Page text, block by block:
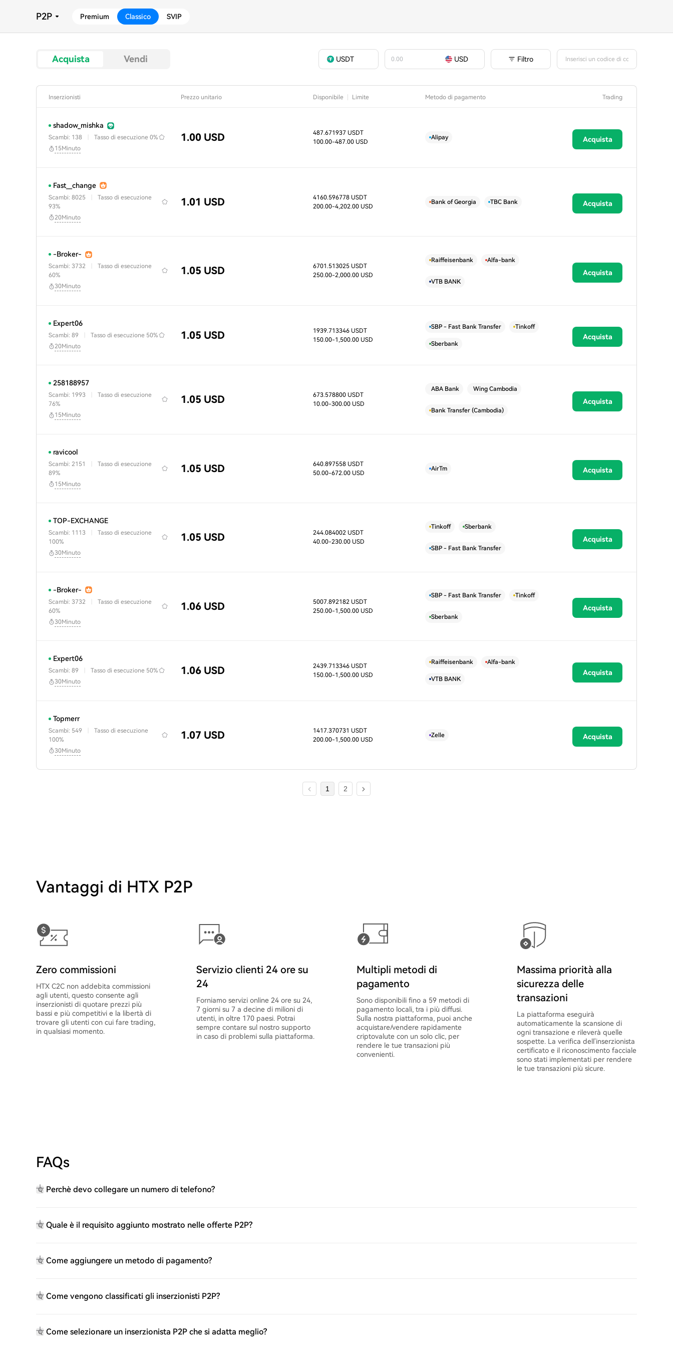
P2P Premium Classico SVIP
Acquista Vendi USDT USD Filtro
Inserzionisti Prezzo unitario Disponibile Limite Metodo di pagamento Trading
shadow_mishka
Scambi: 138 Tasso di esecuzione 0%
15Minuto
1.00 USD
487.671937 USDT
100.00-487.00 USD
Alipay Acquista
Fast__change
Scambi: 8025
Tasso di esecuzione
93%
20Minuto
1.01 USD
4160.596778 USDT
200.00-4,202.00 USD
Bank of Georgia TBC Bank Acquista
-Broker-
Scambi: 3732
Tasso di esecuzione
60%
30Minuto
1.05 USD
6701.513025 USDT
250.00-2,000.00 USD
Raiffeisenbank Alfa-bank
VTB BANK
Acquista
Expert06
Scambi: 89 Tasso di esecuzione 50%
20Minuto
1.05 USD
1939.713346 USDT
150.00-1,500.00 USD
SBP - Fast Bank Transfer Tinkoff
Sberbank
Acquista
258188957
Scambi: 1993
Tasso di esecuzione
76%
15Minuto
1.05 USD
673.578800 USDT
10.00-300.00 USD
ABA Bank Wing Cambodia
Bank Transfer (Cambodia)
Acquista
ravicool
Scambi: 2151
Tasso di esecuzione
89%
15Minuto
1.05 USD
640.897558 USDT
50.00-672.00 USD
AirTm Acquista
TOP-EXCHANGE
Scambi: 1113
Tasso di esecuzione
100%
30Minuto
1.05 USD
244.084002 USDT
40.00-230.00 USD
Tinkoff Sberbank
SBP - Fast Bank Transfer
Acquista
-Broker-
Scambi: 3732
Tasso di esecuzione
60%
30Minuto
1.06 USD
5007.892182 USDT
250.00-1,500.00 USD
SBP - Fast Bank Transfer Tinkoff
Sberbank
Acquista
Expert06
Scambi: 89 Tasso di esecuzione 50%
30Minuto
1.06 USD
2439.713346 USDT
150.00-1,500.00 USD
Raiffeisenbank Alfa-bank
VTB BANK
Acquista
Topmerr
Scambi: 549
Tasso di esecuzione
100%
30Minuto
1.07 USD
1417.370731 USDT
200.00-1,500.00 USD
Zelle Acquista
1 2
Vantaggi di HTX P2P
Zero commissioni
HTX C2C non addebita commissioni
agli utenti, questo consente agli
inserzionisti di quotare prezzi più
bassi e più competitivi e la libertà di
trovare gli utenti con cui fare trading,
in qualsiasi momento.
Servizio clienti 24 ore su
24
Forniamo servizi online 24 ore su 24,
7 giorni su 7 a decine di milioni di
utenti, in oltre 170 paesi. Potrai
sempre contare sul nostro supporto
in caso di problemi sulla piattaforma.
Multipli metodi di
pagamento
Sono disponibili fino a 59 metodi di
pagamento locali, tra i più diffusi.
Sulla nostra piattaforma, puoi anche
acquistare/vendere rapidamente
criptovalute con un solo clic, per
rendere le tue transazioni più
convenienti.
Massima priorità alla
sicurezza delle
transazioni
La piattaforma eseguirà
automaticamente la scansione di
ogni transazione e rileverà quelle
sospette. La verifica dell'inserzionista
certificato e il riconoscimento facciale
sono stati implementati per rendere
le tue transazioni più sicure.
FAQs
Q Perchè devo collegare un numero di telefono?
Q Quale è il requisito aggiunto mostrato nelle offerte P2P?
Q Come aggiungere un metodo di pagamento?
Q Come vengono classificati gli inserzionisti P2P?
Q Come selezionare un inserzionista P2P che si adatta meglio?